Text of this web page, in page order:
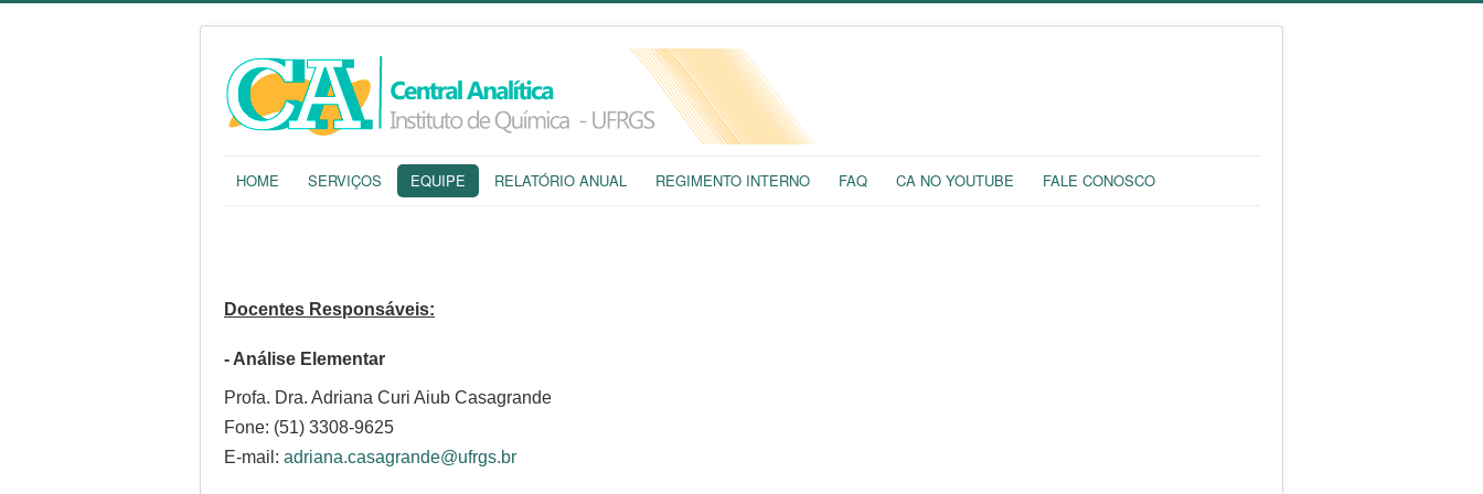
HOME SERVIÇOS EQUIPE RELATÓRIO ANUAL REGIMENTO INTERNO FAQ CA NO YOUTUBE FALE CONOSCO
Docentes Responsáveis:
- Análise Elementar
Profa. Dra. Adriana Curi Aiub Casagrande
Fone: (51) 3308-9625
E-mail: adriana.casagrande@ufrgs.br